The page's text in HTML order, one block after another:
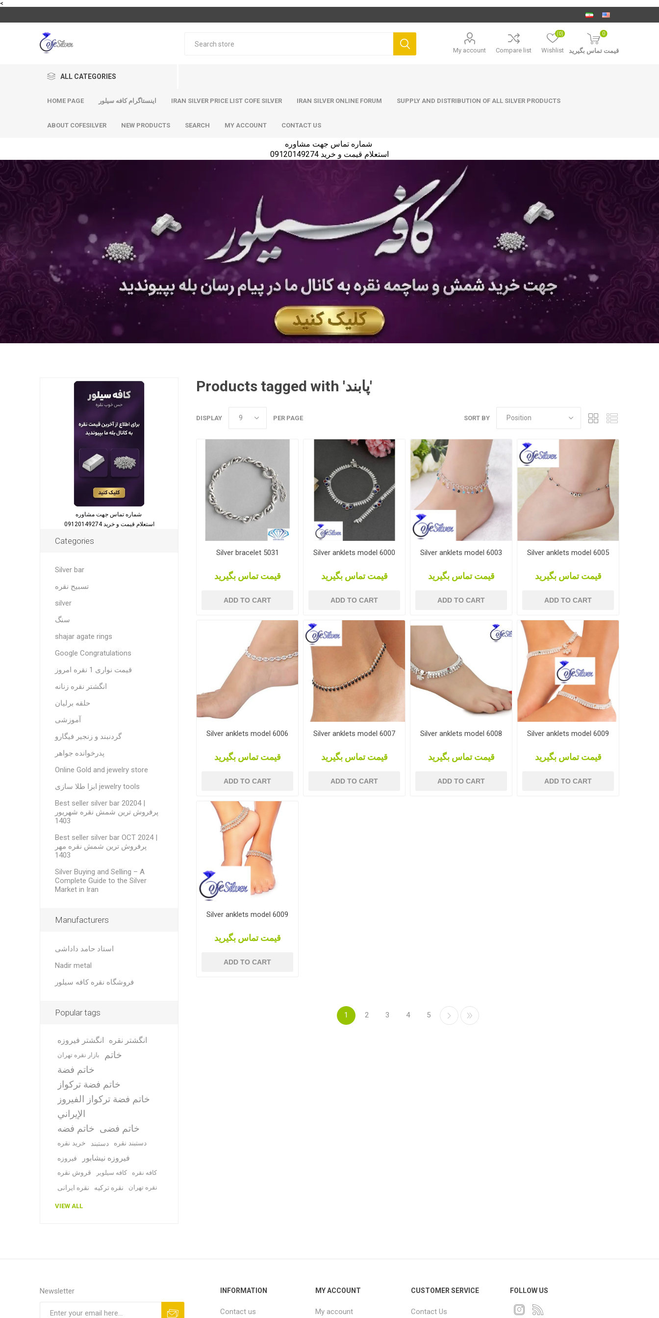
<
My account Compare list Wishlist
(0) 0
قیمت تماس بگیرید
ALL CATEGORIES
HOME PAGE اینستاگرام کافه سیلور IRAN SILVER PRICE LIST COFE SILVER IRAN SILVER ONLINE FORUM SUPPLY AND DISTRIBUTION OF ALL SILVER PRODUCTS
ABOUT COFESILVER NEW PRODUCTS SEARCH MY ACCOUNT CONTACT US
استعلام قیمت و خرید 09120149274
Products tagged with 'پابند'
SORT BY
DISPLAY PER PAGE
Silver bracelet 5031
قیمت تماس بگیرید
ADD TO CART
Silver anklets model 6000
قیمت تماس بگیرید
ADD TO CART
Silver anklets model 6003
قیمت تماس بگیرید
ADD TO CART
Silver anklets model 6005
قیمت تماس بگیرید
ADD TO CART
Silver anklets model 6006
قیمت تماس بگیرید
ADD TO CART
Silver anklets model 6007
قیمت تماس بگیرید
ADD TO CART
Silver anklets model 6008
قیمت تماس بگیرید
ADD TO CART
Silver anklets model 6009
قیمت تماس بگیرید
ADD TO CART
Silver anklets model 6009
قیمت تماس بگیرید
ADD TO CART
1 2 3 4 5
استعلام قیمت و خرید 09120149274
Categories
Silver bar
تسبیح نقره
silver
سنگ
shajar agate rings
Google Congratulations
قیمت نواری 1 نقره امروز
انگشتر نقره زنانه
حلقه برلیان
آموزشی
گردنبند و زنجیر فیگارو
پدرخوانده جواهر
Online Gold and jewelry store
ابزا طلا سازی jewelry tools
Best seller silver bar 20204 |
پرفروش ترین شمش نقره شهریور
1403
Best seller silver bar OCT 2024 |
پرفروش ترین شمش نقره مهر
1403
Silver Buying and Selling – A
Complete Guide to the Silver
Market in Iran
Manufacturers
استاد حامد داداشی
Nadir metal
فروشگاه نقره کافه سیلور
Popular tags
انگشتر فیروزه انگشتر نقره
بازار نقره تهران
خاتم
خاتم فضة
خاتم فضة تركواز
خاتم فضة تركواز الفيروز
الإيراني
خاتم فضه خاتم فضی
خرید نقره دستبند دستبند نقره
فیروزه فیروزه نیشابور
قروش نقره کافه سیلویر کافه نقره
نقره ایرانی نقره ترکیه نقره تهران
VIEW ALL
Newsletter INFORMATION
Contact us
MY ACCOUNT
My account
CUSTOMER SERVICE
Contact Us
FOLLOW US